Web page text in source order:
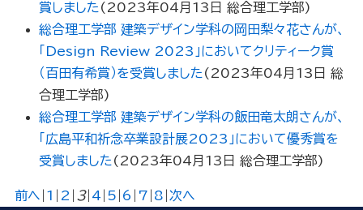
賞しました ( 2023年04月13日 総合理工学部)
総合理工学部 建築デザイン学科の岡田梨々花さんが、
「Design Review 2023」においてクリティーク賞
（百田有希賞）を受賞しました ( 2023年04月13日 総
合理工学部)
総合理工学部 建築デザイン学科の飯田竜太朗さんが、
「広島平和祈念卒業設計展2023」において優秀賞を
受賞しました ( 2023年04月13日 総合理工学部)
前へ 1 2 3| 4 5 6 7 8 次へ